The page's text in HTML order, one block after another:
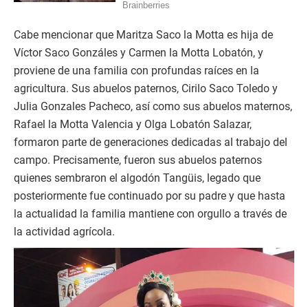
Cabe mencionar que Maritza Saco la Motta es hija de
Víctor Saco Gonzáles y Carmen la Motta Lobatón, y
proviene de una familia con profundas raíces en la
agricultura. Sus abuelos paternos, Cirilo Saco Toledo y
Julia Gonzales Pacheco, así como sus abuelos maternos,
Rafael la Motta Valencia y Olga Lobatón Salazar,
formaron parte de generaciones dedicadas al trabajo del
campo. Precisamente, fueron sus abuelos paternos
quienes sembraron el algodón Tangüis, legado que
posteriormente fue continuado por su padre y que hasta
la actualidad la familia mantiene con orgullo a través de
la actividad agrícola.